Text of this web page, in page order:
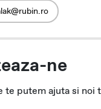
ne
te putem ajuta si noi